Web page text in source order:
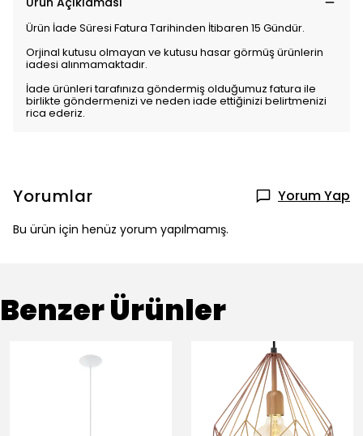
Ürün İade Süresi Fatura Tarihinden İtibaren 15 Gündür.
Orjinal kutusu olmayan ve kutusu hasar görmüş ürünlerin
iadesi alınmamaktadır.
İade ürünleri tarafınıza göndermiş olduğumuz fatura ile
birlikte göndermenizi ve neden iade ettiğinizi belirtmenizi
rica ederiz.
Yorumlar Yorum Yap
Bu ürün için henüz yorum yapılmamış.
Benzer Ürünler